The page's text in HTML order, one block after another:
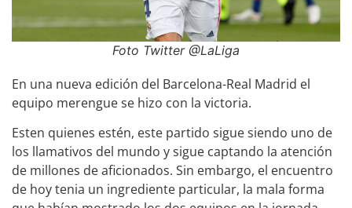
Foto Twitter @LaLiga
En una nueva edición del Barcelona-Real Madrid el
equipo merengue se hizo con la victoria.
Esten quienes estén, este partido sigue siendo uno de
los llamativos del mundo y sigue captando la atención
de millones de aficionados. Sin embargo, el encuentro
de hoy tenia un ingrediente particular, la mala forma